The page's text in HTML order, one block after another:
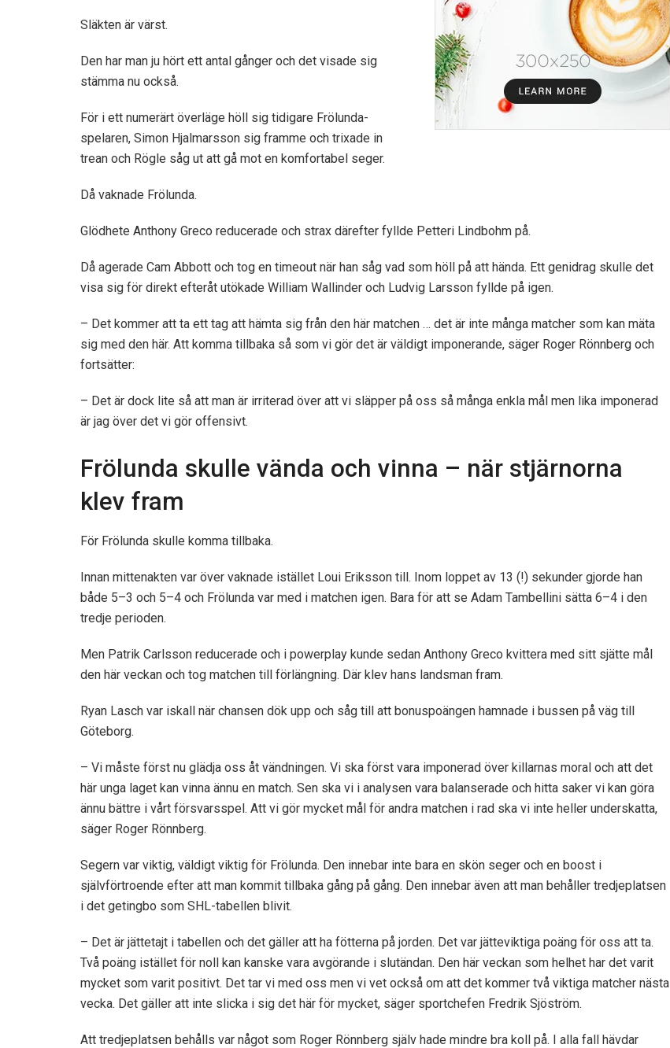
Släkten är värst.
Den har man ju hört ett antal gånger och det visade sig
stämma nu också.
För i ett numerärt överläge höll sig tidigare Frölunda-
spelaren, Simon Hjalmarsson sig framme och trixade in
trean och Rögle såg ut att gå mot en komfortabel seger.
Då vaknade Frölunda.
Glödhete Anthony Greco reducerade och strax därefter fyllde Petteri Lindbohm på.
Då agerade Cam Abbott och tog en timeout när han såg vad som höll på att hända. Ett genidrag skulle det
visa sig för direkt efteråt utökade William Wallinder och Ludvig Larsson fyllde på igen.
– Det kommer att ta ett tag att hämta sig från den här matchen … det är inte många matcher som kan mäta
sig med den här. Att komma tillbaka så som vi gör det är väldigt imponerande, säger Roger Rönnberg och
fortsätter:
– Det är dock lite så att man är irriterad över att vi släpper på oss så många enkla mål men lika imponerad
är jag över det vi gör offensivt.
Frölunda skulle vända och vinna – när stjärnorna
klev fram
För Frölunda skulle komma tillbaka.
Innan mittenakten var över vaknade istället Loui Eriksson till. Inom loppet av 13 (!) sekunder gjorde han
både 5–3 och 5–4 och Frölunda var med i matchen igen. Bara för att se Adam Tambellini sätta 6–4 i den
tredje perioden.
Men Patrik Carlsson reducerade och i powerplay kunde sedan Anthony Greco kvittera med sitt sjätte mål
den här veckan och tog matchen till förlängning. Där klev hans landsman fram.
Ryan Lasch var iskall när chansen dök upp och såg till att bonuspoängen hamnade i bussen på väg till
Göteborg.
– Vi måste först nu glädja oss åt vändningen. Vi ska först vara imponerad över killarnas moral och att det
här unga laget kan vinna ännu en match. Sen ska vi i analysen vara balanserade och hitta saker vi kan göra
ännu bättre i vårt försvarsspel. Att vi gör mycket mål för andra matchen i rad ska vi inte heller underskatta,
säger Roger Rönnberg.
Segern var viktig, väldigt viktig för Frölunda. Den innebar inte bara en skön seger och en boost i
självförtroende efter att man kommit tillbaka gång på gång. Den innebar även att man behåller tredjeplatsen
i det getingbo som SHL-tabellen blivit.
– Det är jättetajt i tabellen och det gäller att ha fötterna på jorden. Det var jätteviktiga poäng för oss att ta.
Två poäng istället för noll kan kanske vara avgörande i slutändan. Den här veckan som helhet har det varit
mycket som varit positivt. Det tar vi med oss men vi vet också om att det kommer två viktiga matcher nästa
vecka. Det gäller att inte slicka i sig det här för mycket, säger sportchefen Fredrik Sjöström.
Att tredjeplatsen behålls var något som Roger Rönnberg själv hade mindre bra koll på. I alla fall hävdar